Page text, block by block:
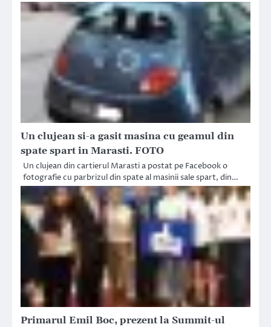
Un clujean si-a gasit masina cu geamul din
spate spart in Marasti. FOTO
Un clujean din cartierul Marasti a postat pe Facebook o
fotografie cu parbrizul din spate al masinii sale spart, din…
Primarul Emil Boc, prezent la Summit-ul